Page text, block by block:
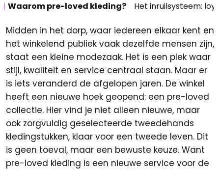
Midden in het dorp, waar iedereen elkaar kent en
het winkelend publiek vaak dezelfde mensen zijn,
staat een kleine modezaak. Het is een plek waar
stijl, kwaliteit en service centraal staan. Maar er
is iets veranderd de afgelopen jaren. De winkel
heeft een nieuwe hoek geopend: een pre-loved
collectie. Hier vind je niet alleen nieuwe, maar
ook zorgvuldig geselecteerde tweedehands
kledingstukken, klaar voor een tweede leven. Dit
is geen toeval, maar een bewuste keuze. Want
pre-loved kleding is een nieuwe service voor de
Waarom pre-loved kleding? Het inruilsysteem: